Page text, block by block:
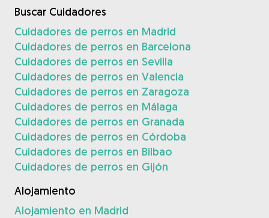
Buscar Cuidadores
Cuidadores de perros en Madrid
Cuidadores de perros en Barcelona
Cuidadores de perros en Sevilla
Cuidadores de perros en Valencia
Cuidadores de perros en Zaragoza
Cuidadores de perros en Málaga
Cuidadores de perros en Granada
Cuidadores de perros en Córdoba
Cuidadores de perros en Bilbao
Cuidadores de perros en Gijón
Alojamiento
Alojamiento en Madrid